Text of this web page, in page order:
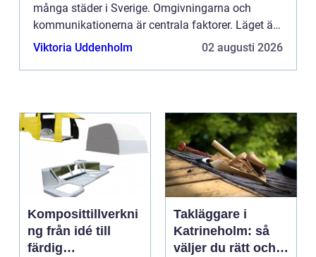
många städer i Sverige. Omgivningarna och
kommunikationerna är centrala faktorer. Läget är
naturligtvis...
Viktoria Uddenholm 02 augusti 2026
Komposittillverkni
ng från idé till
färdig
Takläggare i
Katrineholm: så
väljer du rätt och